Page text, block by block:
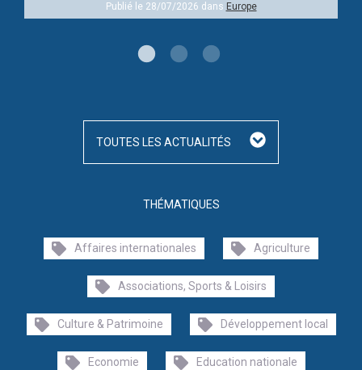
Publié le 28/07/2026 dans Europe
THÉMATIQUES
Affaires internationales Agriculture
Associations, Sports & Loisirs
Culture & Patrimoine Développement local
Economie Education nationale
TOUTES LES ACTUALITÉS